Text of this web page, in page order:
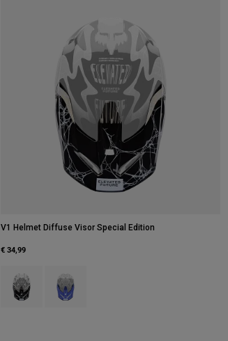
V1 Helmet Diffuse Visor Special Edition
€ 34,99
Product swatch type of Zwart.